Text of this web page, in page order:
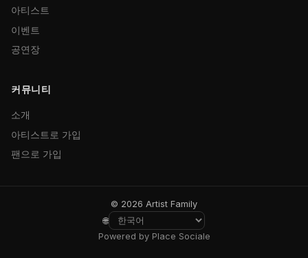
아티스트
이벤트
공연장
커뮤니티
소개
아티스트로 가입
팬으로 가입
© 2026 Artist Family
🌐
Powered by Place Sociale